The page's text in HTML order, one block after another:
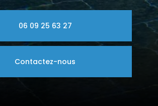
06 09 25 63 27
Contactez-nous